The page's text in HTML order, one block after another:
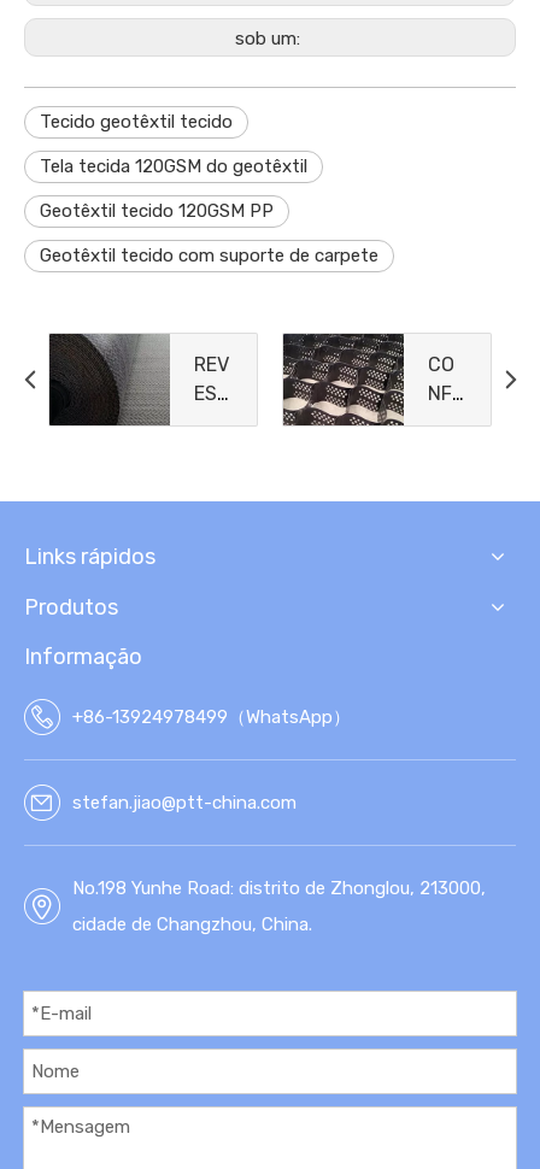
sob um:
Tecido geotêxtil tecido
Tela tecida 120GSM do geotêxtil
Geotêxtil tecido 120GSM PP
Geotêxtil tecido com suporte de carpete
REV
EST
IME
DE
A
CO
NFI
NA
CEL
Links rápidos
Produtos
Informação
+86-13924978499（WhatsApp）
stefan.jiao@ptt-china.com
No.198 Yunhe Road: distrito de Zhonglou, 213000,
cidade de Changzhou, China.